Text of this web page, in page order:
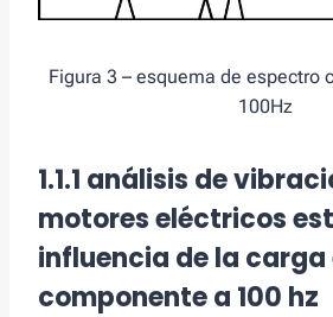
Figura 3 – esquema de espectro
100Hz
1.1.1 análisis de
motores eléctricos
influencia de la carga
componente a 100 hz